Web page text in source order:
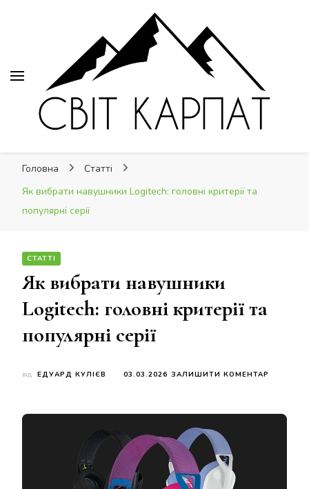
Світ Карпат
Головна
Статті
Як вибрати навушники Logitech: головні критерії та
популярні серії
СТАТТІ
Як вибрати навушники
Logitech: головні критерії та
популярні серії
від ЕДУАРД КУЛІЄВ 03.03.2026 ЗАЛИШИТИ КОМЕНТАР